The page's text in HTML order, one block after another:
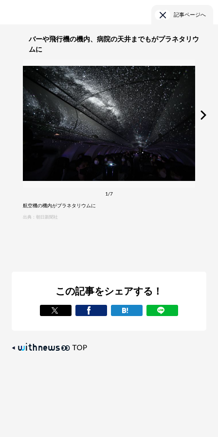
記事ページへ
バーや飛行機の機内、病院の天井までもがプラネタリウ
ムに
1/7
航空機の機内がプラネタリウムに
出典：朝日新聞社
この記事をシェアする！